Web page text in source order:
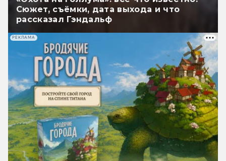
Сюжет, съёмки, дата выхода и что
рассказал Гэндальф
РЕКЛАМА